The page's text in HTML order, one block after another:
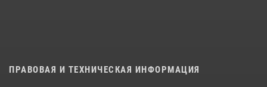
ПРАВОВАЯ И ТЕХНИЧЕСКАЯ ИНФОРМАЦИЯ